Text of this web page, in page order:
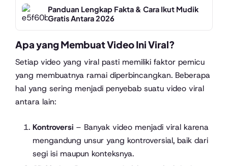
Panduan Lengkap Fakta & Cara Ikut Mudik
Gratis Antara 2026
Apa yang Membuat Video Ini Viral?
Setiap video yang viral pasti memiliki faktor pemicu
yang membuatnya ramai diperbincangkan. Beberapa
hal yang sering menjadi penyebab suatu video viral
antara lain:
Kontroversi– Banyak video menjadi viral karena
mengandung unsur yang kontroversial, baik dari
segi isi maupun konteksnya.